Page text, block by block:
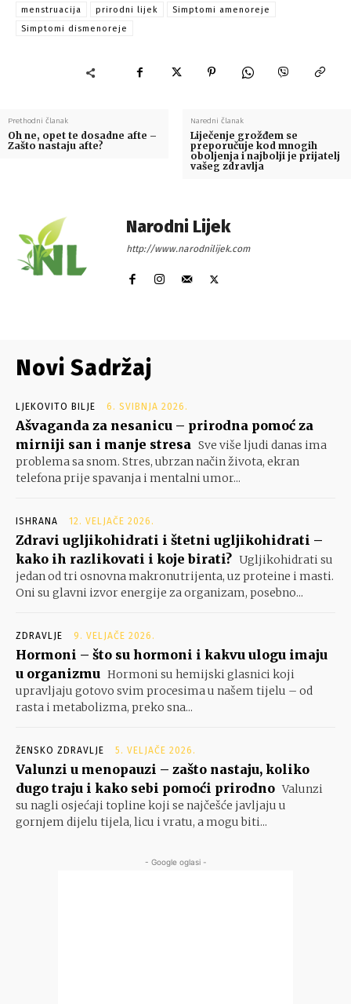
menstruacija
prirodni lijek
Simptomi amenoreje
Simptomi dismenoreje
Prethodni članak
Oh ne, opet te dosadne afte –
Zašto nastaju afte?
Naredni članak
Liječenje grožđem se
preporučuje kod mnogih
oboljenja i najbolji je prijatelj
vašeg zdravlja
Narodni Lijek
http://www.narodnilijek.com
Novi Sadržaj
LJEKOVITO BILJE 6. SVIBNJA 2026.
Ašvaganda za nesanicu – prirodna pomoć za
mirniji san i manje stresa Sve više ljudi danas ima
problema sa snom. Stres, ubrzan način života, ekran
telefona prije spavanja i mentalni umor...
ISHRANA 12. VELJAČE 2026.
Zdravi ugljikohidrati i štetni ugljikohidrati –
kako ih razlikovati i koje birati? Ugljikohidrati su
jedan od tri osnovna makronutrijenta, uz proteine i masti.
Oni su glavni izvor energije za organizam, posebno...
ZDRAVLJE 9. VELJAČE 2026.
Hormoni – što su hormoni i kakvu ulogu imaju
u organizmu Hormoni su hemijski glasnici koji
upravljaju gotovo svim procesima u našem tijelu – od
rasta i metabolizma, preko sna...
ŽENSKO ZDRAVLJE 5. VELJAČE 2026.
Valunzi u menopauzi – zašto nastaju, koliko
dugo traju i kako sebi pomoći prirodno Valunzi
su nagli osjećaji topline koji se najčešće javljaju u
gornjem dijelu tijela, licu i vratu, a mogu biti...
- Google oglasi -